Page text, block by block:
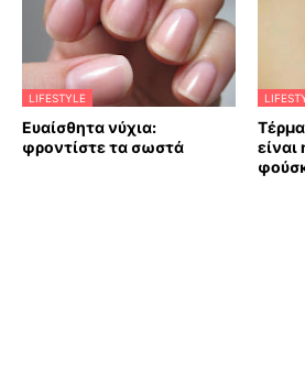
LIFESTYLE
Ευαίσθητα νύχια:
φροντίστε τα σωστά
είναι